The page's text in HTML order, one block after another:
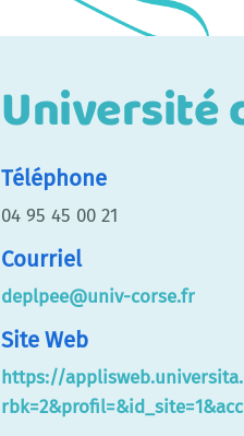
Université
Téléphone
04 95 45 00 21
Courriel
deplpee@univ-corse.fr
Site Web
https://